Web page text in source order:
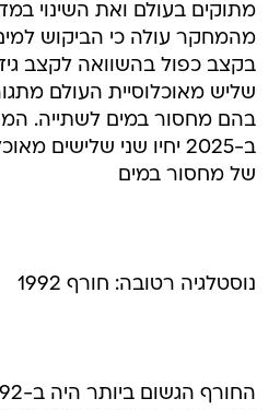
מתוקים בעולם ואת השינוי
בקצב כפול בהשוואה לקצב
שליש מאוכלוסיית העולם
בהם מחסור במים לשתייה.
ב-2025 יחיו שני שלישים
של מחסור במים
נוסטלגיה רטובה: חורף 1992